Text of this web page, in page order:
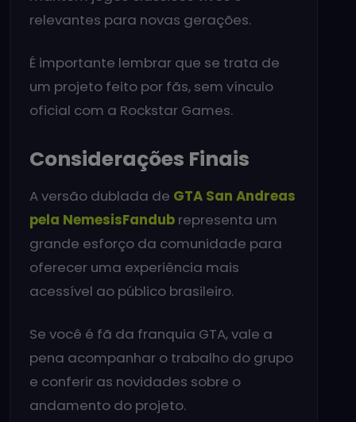
relevantes para novas gerações.
É importante lembrar que se trata de
um projeto feito por fãs, sem vínculo
oficial com a Rockstar Games.
Considerações Finais
A versão dublada de GTA San Andreas
pela NemesisFandub representa um
grande esforço da comunidade para
oferecer uma experiência mais
acessível ao público brasileiro.
Se você é fã da franquia GTA, vale a
pena acompanhar o trabalho do grupo
e conferir as novidades sobre o
andamento do projeto.